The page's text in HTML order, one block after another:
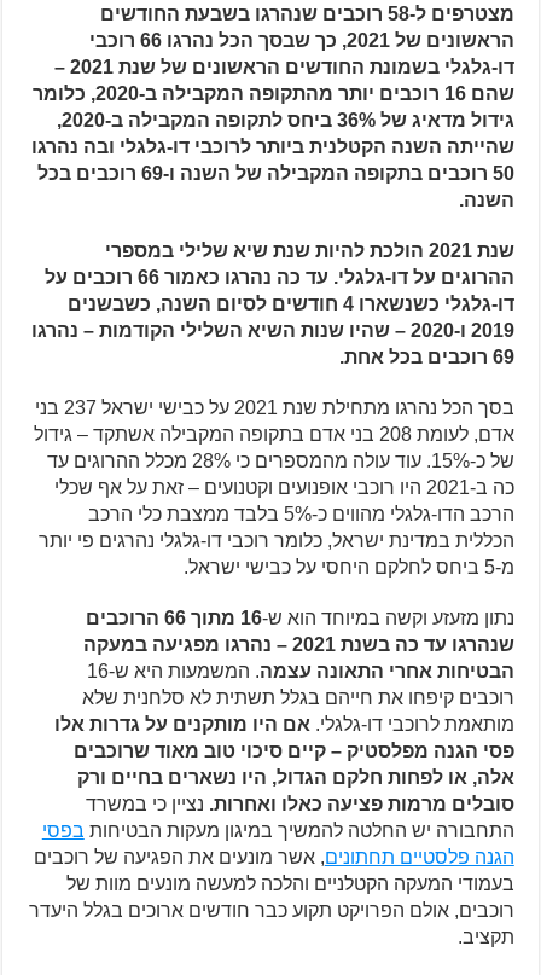
מצטרפים ל-58 רוכבים שנהרגו בשבעת החודשים
הראשונים של 2021, כך שבסך הכל נהרגו 66 רוכבי
דו-גלגלי בשמונת החודשים הראשונים של שנת 2021 –
שהם 16 רוכבים יותר מהתקופה המקבילה ב-2020, כלומר
גידול מדאיג של 36% ביחס לתקופה המקבילה ב-2020,
שהייתה השנה הקטלנית ביותר לרוכבי דו-גלגלי ובה נהרגו
50 רוכבים בתקופה המקבילה של השנה ו-69 רוכבים בכל
השנה.
שנת 2021 הולכת להיות שנת שיא שלילי במספרי
ההרוגים על דו-גלגלי. עד כה נהרגו כאמור 66 רוכבים על
דו-גלגלי כשנשארו 4 חודשים לסיום השנה, כשבשנים
2019 ו-2020 – שהיו שנות השיא השלילי הקודמות – נהרגו
69 רוכבים בכל אחת.
בסך הכל נהרגו מתחילת שנת 2021 על כבישי ישראל 237 בני
אדם, לעומת 208 בני אדם בתקופה המקבילה אשתקד – גידול
של כ-15%. עוד עולה מהמספרים כי 28% מכלל ההרוגים עד
כה ב-2021 היו רוכבי אופנועים וקטנועים – זאת על אף שכלי
הרכב הדו-גלגלי מהווים כ-5% בלבד ממצבת כלי הרכב
הכללית במדינת ישראל, כלומר רוכבי דו-גלגלי נהרגים פי יותר
מ-5 ביחס לחלקם היחסי על כבישי ישראל.
נתון מזעזע וקשה במיוחד הוא ש-
16 מתוך 66 הרוכבים
שנהרגו עד כה בשנת 2021 – נהרגו מפגיעה במעקה
הבטיחות אחרי התאונה עצמה
. המשמעות היא ש-16
רוכבים קיפחו את חייהם בגלל תשתית לא סלחנית שלא
מותאמת לרוכבי דו-גלגלי.אם היו מותקנים על גדרות אלו
פסי הגנה מפלסטיק – קיים סיכוי טוב מאוד שרוכבים
אלה, או לפחות חלקם הגדול, היו נשארים בחיים ורק
סובלים מרמות פציעה כאלו ואחרות. נציין כי במשרד
התחבורה יש החלטה להמשיך במיגון מעקות הבטיחות בפסי
הגנה פלסטיים תחתונים, אשר מונעים את הפגיעה של רוכבים
בעמודי המעקה הקטלניים והלכה למעשה מונעים מוות של
רוכבים, אולם הפרויקט תקוע כבר חודשים ארוכים בגלל היעדר
תקציב.